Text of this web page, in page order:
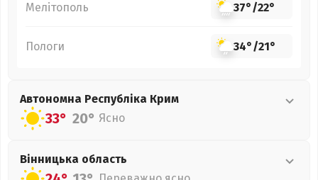
Мелітополь 37°/22°
Пологи 34°/21°
Автономна Республіка Крим
33° 20° Ясно
Вінницька область